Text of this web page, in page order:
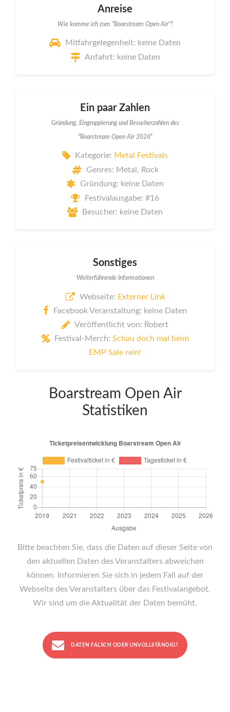
Anreise
Wie komme ich zum "Boarstream Open Air"?
Mitfahrgelegenheit: keine Daten
Anfahrt: keine Daten
Ein paar Zahlen
Gründung, Eingruppierung und Besucherzahlen des
"Boarstream Open Air 2026"
Kategorie: Metal Festivals
Genres: Metal, Rock
Gründung: keine Daten
Festivalausgabe: #16
Besucher: keine Daten
Sonstiges
Weiterführende Informationen
Webseite: Externer Link
Facebook Veranstaltung: keine Daten
Veröffentlicht von: Robert
Festival-Merch: Schau doch mal beim
EMP Sale rein!
Boarstream Open Air
Statistiken
Bitte beachten Sie, dass die Daten auf dieser Seite von
den aktuellen Daten des Veranstalters abweichen
können. Informieren Sie sich in jedem Fall auf der
Webseite des Veranstalters über das Festivalangebot.
Wir sind um die Aktualität der Daten bemüht.
DATEN FALSCH ODER UNVOLLSTÄNDIG?